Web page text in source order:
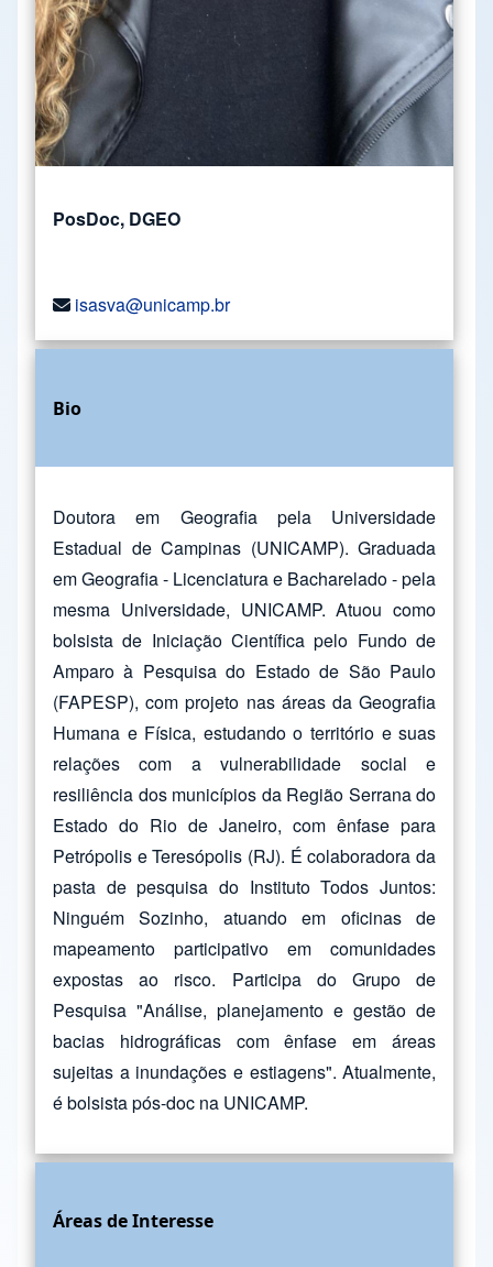
PosDoc, DGEO
isasva@unicamp.br
Bio
Doutora em Geografia pela Universidade
Estadual de Campinas (UNICAMP). Graduada
em Geografia - Licenciatura e Bacharelado - pela
mesma Universidade, UNICAMP. Atuou como
bolsista de Iniciação Científica pelo Fundo de
Amparo à Pesquisa do Estado de São Paulo
(FAPESP), com projeto nas áreas da Geografia
Humana e Física, estudando o território e suas
relações com a vulnerabilidade social e
resiliência dos municípios da Região Serrana do
Estado do Rio de Janeiro, com ênfase para
Petrópolis e Teresópolis (RJ). É colaboradora da
pasta de pesquisa do Instituto Todos Juntos:
Ninguém Sozinho, atuando em oficinas de
mapeamento participativo em comunidades
expostas ao risco. Participa do Grupo de
Pesquisa "Análise, planejamento e gestão de
bacias hidrográficas com ênfase em áreas
sujeitas a inundações e estiagens". Atualmente,
é bolsista pós-doc na UNICAMP.
Áreas de Interesse